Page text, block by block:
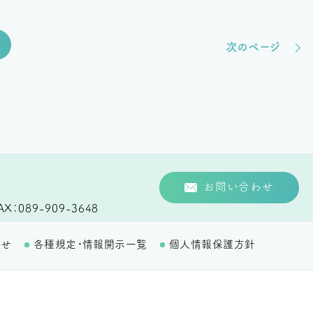
次のページ
089-909-3648
お問い合わせ
各種規定・情報開示一覧 個人情報保護方針